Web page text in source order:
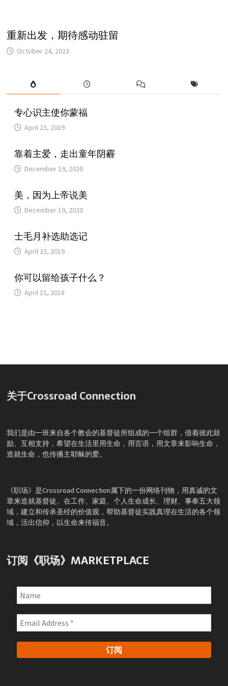
重新出发，期待感动驻留
October 24, 2023
专心识主使你蒙福
April 23, 2019
靠着主爱，走出童年阴霾
December 19, 2020
美，因为上帝说美
December 19, 2020
士毛月补选助选记
April 23, 2019
你可以留给孩子什么？
April 15, 2018
关于Crossroad Connection
我们是由一班来自各个教会的基督徒所组成的一个组群，借着彼此鼓
励、互相支持，希望在生活里用生命，用言语，用文章来影响生命，
造就生命，也传播主耶稣的爱。
《职场》是Crossroad Connection属下的一份网络刊物，用真诚的文
章来造就基督徒。在工作、家庭、个人生命成长、理财、事奉五大领
域，建立和传承圣经的价值观，帮助基督徒实践真理在生活的各个领
域，活出信仰，以生命来传福音。
订阅《职场》MARKETPLACE
Name
Email
Address
*